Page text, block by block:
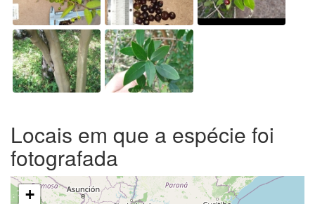
Locais em que a espécie foi
fotografada
+